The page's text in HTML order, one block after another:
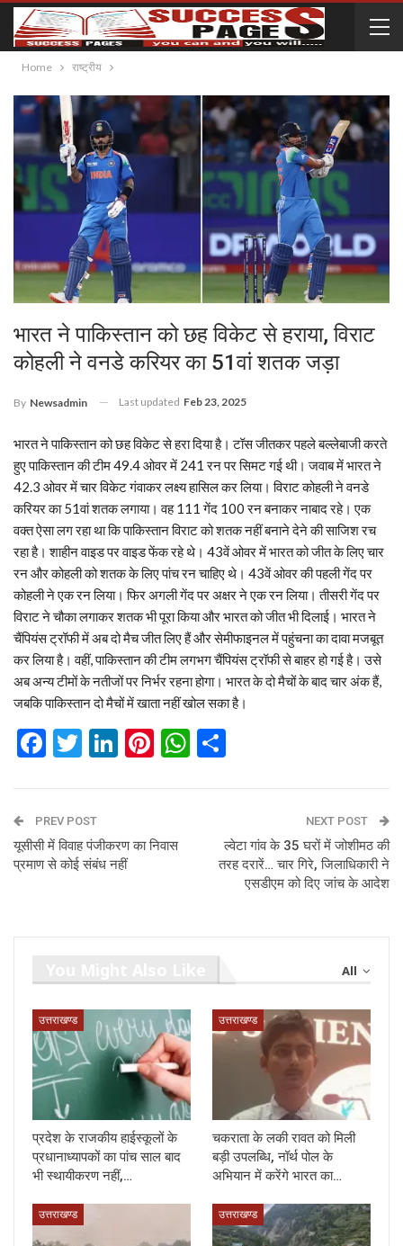
Home राष्ट्रीय
भारत ने पाकिस्तान को छह विकेट से हराया, विराट
कोहली ने वनडे करियर का 51वां शतक जड़ा
By Newsadmin Last updated Feb 23, 2025
भारत ने पाकिस्तान को छह विकेट से हरा दिया है। टॉस जीतकर पहले बल्लेबाजी करते
हुए पाकिस्तान की टीम 49.4 ओवर में 241 रन पर सिमट गई थी। जवाब में भारत ने
42.3 ओवर में चार विकेट गंवाकर लक्ष्य हासिल कर लिया। विराट कोहली ने वनडे
करियर का 51वां शतक लगाया। वह 111 गेंद 100 रन बनाकर नाबाद रहे। एक
वक्त ऐसा लग रहा था कि पाकिस्तान विराट को शतक नहीं बनाने देने की साजिश रच
रहा है। शाहीन वाइड पर वाइड फेंक रहे थे। 43वें ओवर में भारत को जीत के लिए चार
रन और कोहली को शतक के लिए पांच रन चाहिए थे। 43वें ओवर की पहली गेंद पर
कोहली ने एक रन लिया। फिर अगली गेंद पर अक्षर ने एक रन लिया। तीसरी गेंद पर
विराट ने चौका लगाकर शतक भी पूरा किया और भारत को जीत भी दिलाई। भारत ने
चैंपियंस ट्रॉफी में अब दो मैच जीत लिए हैं और सेमीफाइनल में पहुंचना का दावा मजबूत
कर लिया है। वहीं, पाकिस्तान की टीम लगभग चैंपियंस ट्रॉफी से बाहर हो गई है। उसे
अब अन्य टीमों के नतीजों पर निर्भर रहना होगा। भारत के दो मैचों के बाद चार अंक हैं,
जबकि पाकिस्तान दो मैचों में खाता नहीं खोल सका है।
Facebook
Twitter
LinkedIn
Pinterest
WhatsApp
PREV POST
यूसीसी में विवाह पंजीकरण का निवास
प्रमाण से कोई संबंध नहीं
NEXT POST
ल्वेटा गांव के 35 घरों में जोशीमठ की
तरह दरारें… चार गिरे, जिलाधिकारी ने
एसडीएम को दिए जांच के आदेश
All
उत्तराखण्ड
प्रदेश के राजकीय हाईस्कूलों के
प्रधानाध्यापकों का पांच साल बाद
भी स्थायीकरण नहीं,…
उत्तराखण्ड
चकराता के लकी रावत को मिली
बड़ी उपलब्धि, नॉर्थ पोल के
अभियान में करेंगे भारत का…
उत्तराखण्ड उत्तराखण्ड